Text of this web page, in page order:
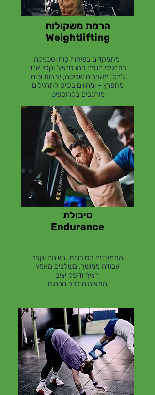
הרמת משקולות
Weightlifting
מתמקדים בפיתוח כוח וטכניקה
בתרגילי הנפה כמו סנאץ' וקלין אנד
ג'רק, משפרים שליטה, יציבות וכוח
מתפרץ - ומהווים בסיס לתרגילים
מורכבים בקרוספיט
סיבולת
Endurance
מתמקדים בסיבולת, נשימה וקצב
עבודה ממושך, משלבים מאמץ
רציף ודופק יציב
מתאימים לכל הרמות